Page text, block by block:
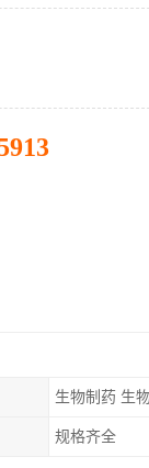
规格齐全